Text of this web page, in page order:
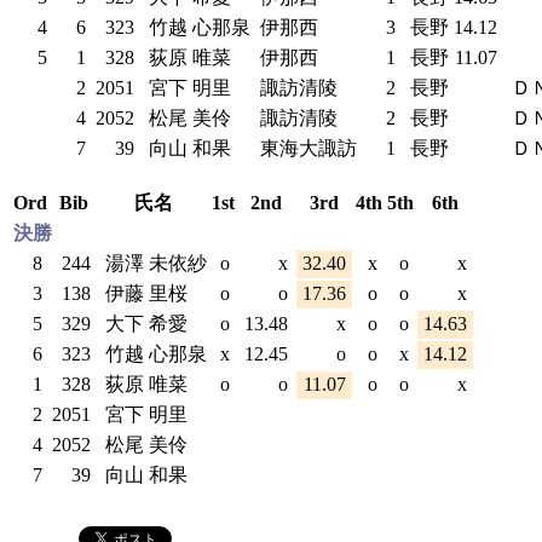
4
6 323 竹越 心那泉 伊那西 3 長野 14.12
5
1 328 荻原 唯菜 伊那西 1 長野 11.07
2 2051 宮下 明里 諏訪清陵 2 長野
Ｄ
4 2052 松尾 美伶 諏訪清陵 2 長野
Ｄ
7
39 向山 和果 東海大諏訪 1 長野 Ｄ
Ord Bib 氏名 1st 2nd 3rd 4th 5th
6th
決勝
8
244 湯澤 未依紗 o x 32.40 x o
x
3
138 伊藤 里桜 o o 17.36 o o
x
5
329 大下 希愛 o 13.48 x o o
14.63
6
323 竹越 心那泉 x 12.45 o o x
14.12
1
328 荻原 唯菜 o o 11.07 o o
x
2 2051
宮下 明里
4 2052
松尾 美伶
7
39 向山 和果